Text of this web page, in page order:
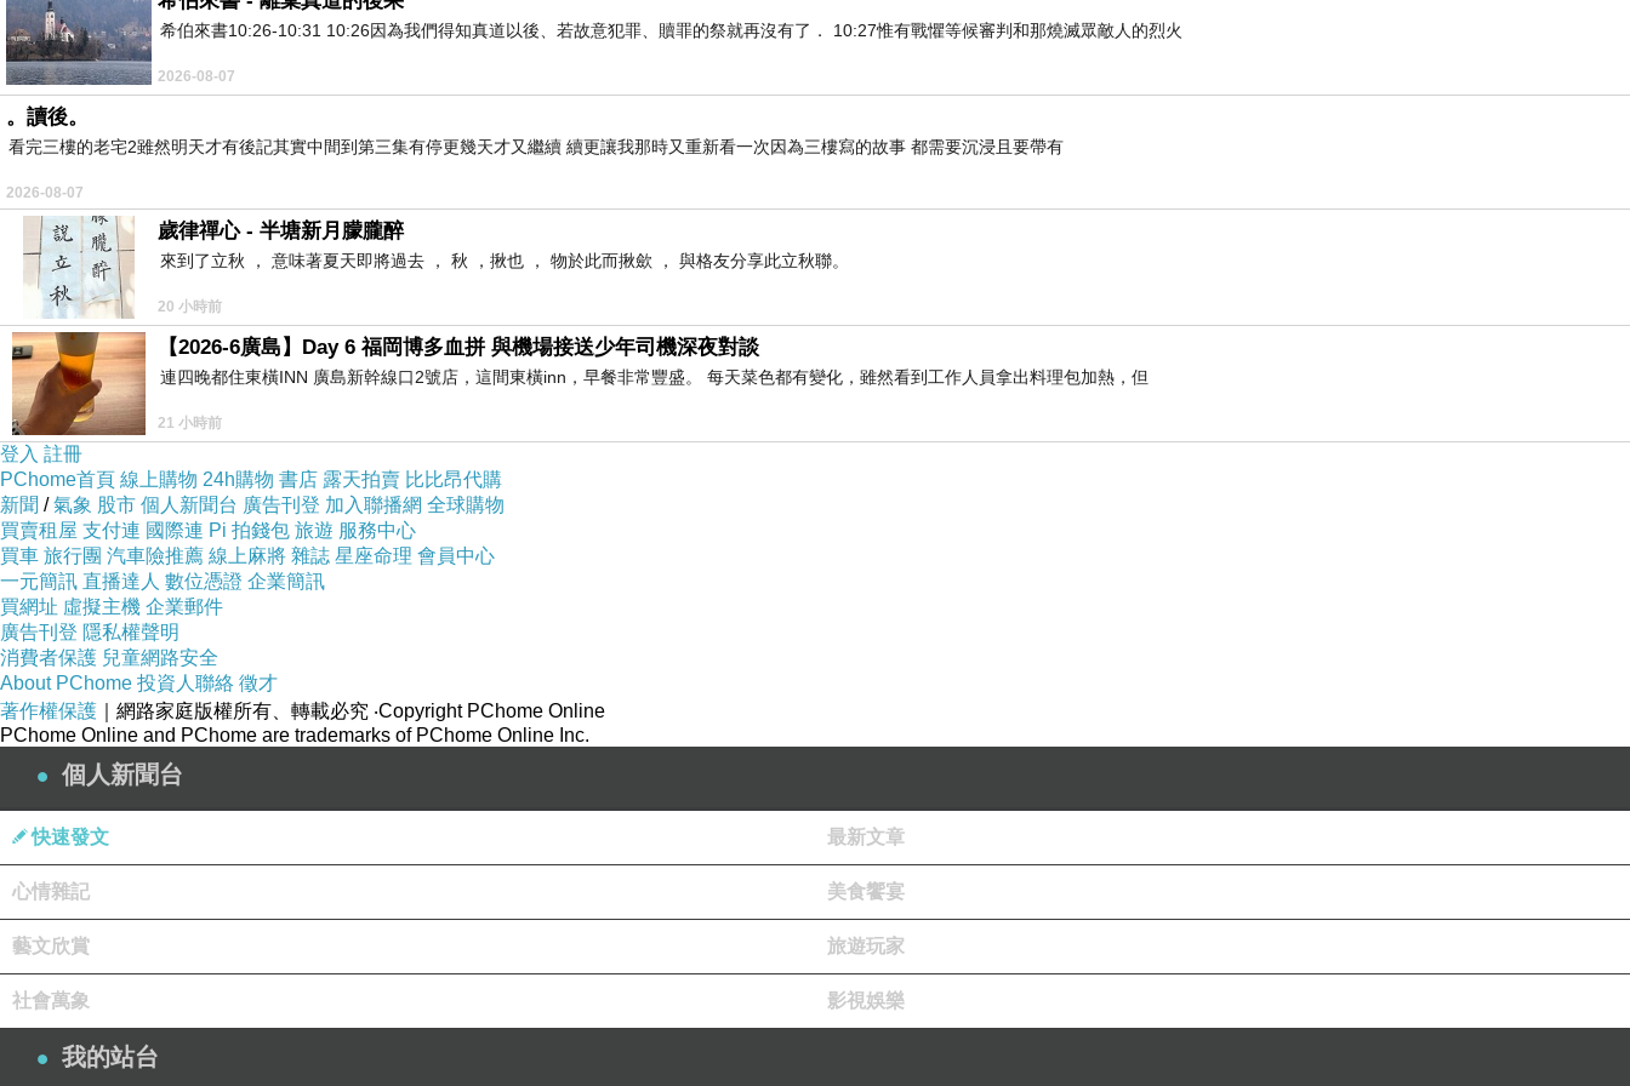
（3）白飯400g
（４）鹹豬肉１５片（鹹豬肉一條，我把它分成三等份，一等份約１５片薄切）
希伯來書10:26-10:31 10:26因為我們得知真道以後、若故意犯罪、贖罪的祭就再沒有了． 10:27惟有戰懼等候審判和那燒滅眾敵人的烈火
2026-08-07
。讀後。
看完三樓的老宅2雖然明天才有後記其實中間到第三集有停更幾天才又繼續 續更讓我那時又重新看一次因為三樓寫的故事 都需要沉浸且要帶有
2026-08-07
歲律禪心 - 半塘新月朦朧醉
來到了立秋 ， 意味著夏天即將過去 ， 秋 ，揪也 ， 物於此而揪歛 ， 與格友分享此立秋聯。
20 小時前
【2026-6廣島】Day 6 福岡博多血拼 與機場接送少年司機深夜對談
連四晚都住東橫INN 廣島新幹線口2號店，這間東橫inn，早餐非常豐盛。 每天菜色都有變化，雖然看到工作人員拿出料理包加熱，但
21 小時前
登入 註冊
PChome首頁 線上購物 24h購物 書店 露天拍賣 比比昂代購
新聞 /氣象 股市 個人新聞台 廣告刊登 加入聯播網 全球購物
買賣租屋 支付連 國際連 Pi 拍錢包 旅遊 服務中心
買車 旅行團 汽車險推薦 線上麻將 雜誌 星座命理 會員中心
一元簡訊 直播達人 數位憑證 企業簡訊
買網址 虛擬主機 企業郵件
廣告刊登 隱私權聲明
消費者保護 兒童網路安全
About PChome 投資人聯絡 徵才
著作權保護 ｜網路家庭版權所有、轉載必究 ‧Copyright PChome Online
PChome Online and PChome are trademarks of PChome Online Inc.
個人新聞台
快速發文 最新文章
心情雜記 美食饗宴
藝文欣賞 旅遊玩家
社會萬象 影視娛樂
我的站台